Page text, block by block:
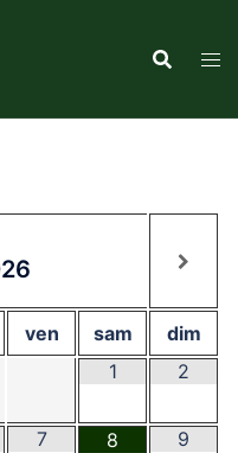
ven sam
dim
1
2
7 8 9